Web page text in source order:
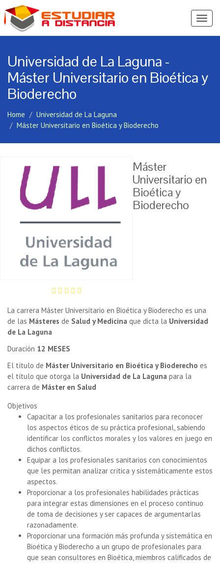
Ver
Universidad de La Laguna -
Máster Universitario en Bioética y
Bioderecho
Home
Universidad de La Laguna
Máster Universitario en Bioética y Bioderecho
Máster
Universitario en
Bioética y
Bioderecho
La carrera Máster Universitario en Bioética y Bioderecho es una
de las Másteres de Salud y Medicina que dicta la Universidad
de La Laguna
Duración 12 MESES
El título de Máster Universitario en Bioética y Bioderecho es
el título que otorga la Universidad de La Laguna para la
carrera de Máster en Salud
Objetivos
Capacitar a los profesionales sanitarios para reconocer
los aspectos éticos de su práctica profesional, sabiendo
identificar los conflictos morales y los valores en juego en
dichos conflictos.
Equipar a los profesionales sanitarios con conocimientos
que les permitan analizar crítica y sistemáticamente estos
aspectos.
Proporcionar a los profesionales habilidades prácticas
para integrar estas dimensiones en el proceso continuo
de toma de decisiones y ser capaces de argumentarlas
razonadamente.
Proporcionar una formación más profunda y sistemática en
Bioética y Bioderecho a un grupo de profesionales para
que sean consultores en Bioética, miembros calificados de